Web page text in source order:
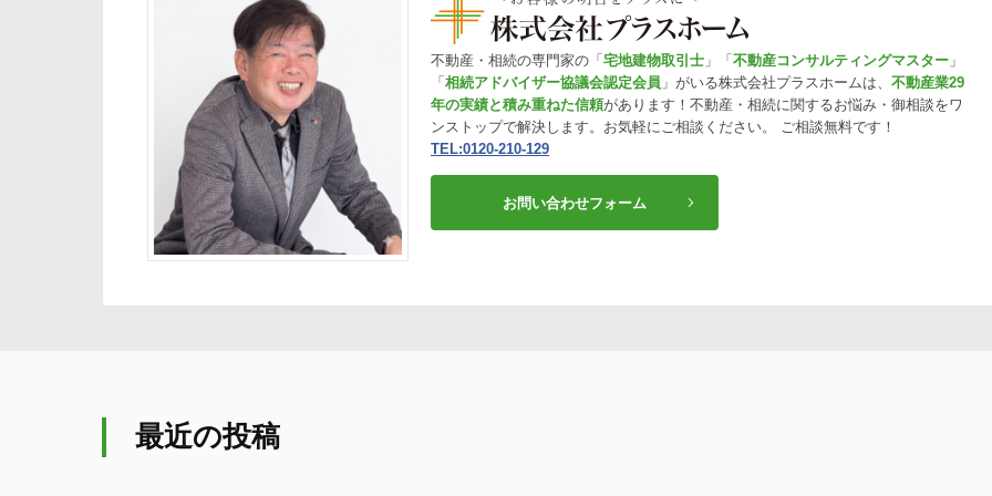
不動産・相続の専門家の「 宅地建物取引士」「 不動産コンサルティングマスター」
「 相続アドバイザー協議会認定会員 」がいる株式会社プラスホームは、 不動産業29
年の実績と積み重ねた信頼があります！不動産・相続に関するお悩み・御相談をワ
ンストップで解決します。お気軽にご相談ください。 ご相談無料です！
TEL:0120-210-129
お問い合わせフォーム
最近の投稿